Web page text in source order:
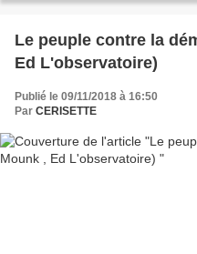
Le peuple contre la
Ed L'observatoire)
Publié le 09/11/2018 à 16:50
Par CERISETTE